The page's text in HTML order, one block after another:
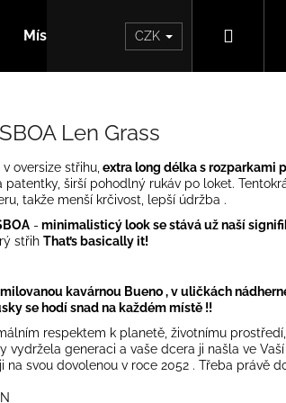
Místa CZK Hledat
Len Grass
v oversize střihu, extra long délka s rozparkami
patentky, širší pohodlný rukáv po loket.
takže menší krčivost, lepší údržba .
- minimalisticý look se stává už naší
střih That’s basically it!
kavárnou Bueno , v uličkách
se hodí snad na každém místě !!
respektem k planetě, životnímu
vydržela generaci a vaše dcera ji našla ve
na svou dovolenou v roce 2052 . Třeba právě